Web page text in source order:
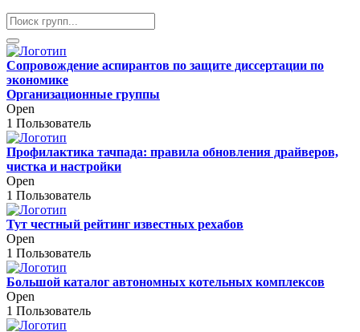
Сопровождение аспирантов по защите диссертации по
экономике
Организационные группы
Open
1 Пользователь
Профилактика тачпада: правила обновления драйверов,
чистка и настройки
Open
1 Пользователь
Тут честный рейтинг известных рехабов
Open
1 Пользователь
Большой каталог автономных котельных комплексов
Open
1 Пользователь